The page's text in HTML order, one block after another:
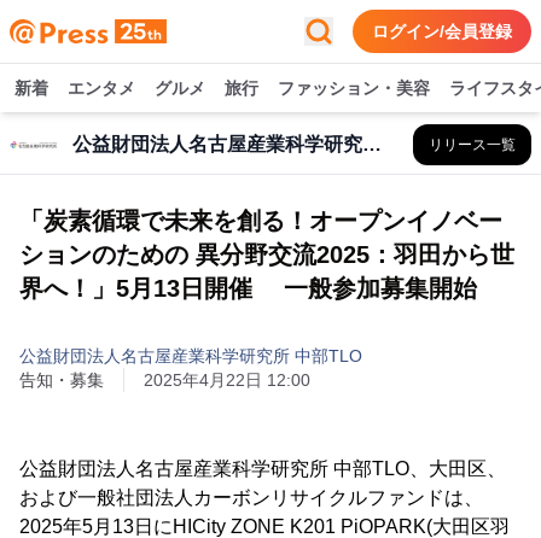
ログイン/会員登録
新着 エンタメ グルメ 旅行 ファッション・美容 ライフスタ
公益財団法人名古屋産業科学研究所 中部TLO リリース一覧
「炭素循環で未来を創る！オープンイノベー
ションのための 異分野交流2025：羽田から世
界へ！」5月13日開催 一般参加募集開始
公益財団法人名古屋産業科学研究所 中部TLO
告知・募集
2025年4月22日 12:00
公益財団法人名古屋産業科学研究所 中部TLO、大田区、
および一般社団法人カーボンリサイクルファンドは、
2025年5月13日にHICity ZONE K201 PiOPARK(大田区羽